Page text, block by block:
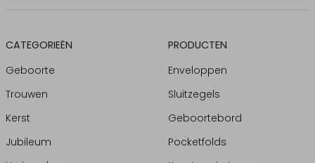
CATEGORIEËN
Geboorte
Trouwen
Kerst
Jubileum
PRODUCTEN
Enveloppen
Sluitzegels
Geboortebord
Pocketfolds